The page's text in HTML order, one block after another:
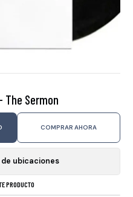
Sermon
COMPRAR AHORA
ubicaciones
PRODUCTO